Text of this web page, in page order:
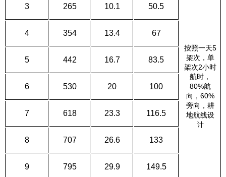
按照一天5
架次，单
架次2小时
航时，
80%航
向，60%
旁向，耕
地航线设
计
3 265 10.1 50.5
4 354 13.4 67
5 442 16.7 83.5
6 530 20 100
7 618 23.3 116.5
8 707 26.6 133
9 795 29.9 149.5